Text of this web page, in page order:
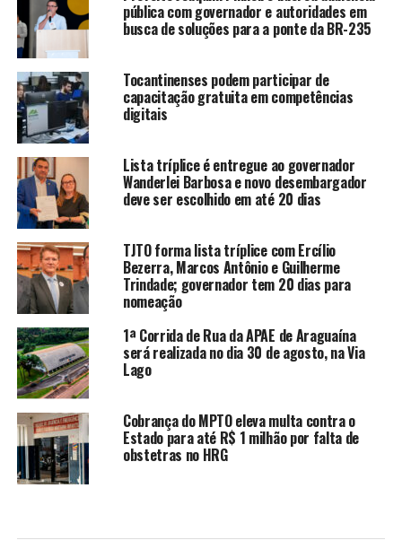
pública com governador e autoridades em
busca de soluções para a ponte da BR-235
Tocantinenses podem participar de
capacitação gratuita em competências
digitais
Lista tríplice é entregue ao governador
Wanderlei Barbosa e novo desembargador
deve ser escolhido em até 20 dias
TJTO forma lista tríplice com Ercílio
Bezerra, Marcos Antônio e Guilherme
Trindade; governador tem 20 dias para
nomeação
1ª Corrida de Rua da APAE de Araguaína
será realizada no dia 30 de agosto, na Via
Lago
Cobrança do MPTO eleva multa contra o
Estado para até R$ 1 milhão por falta de
obstetras no HRG